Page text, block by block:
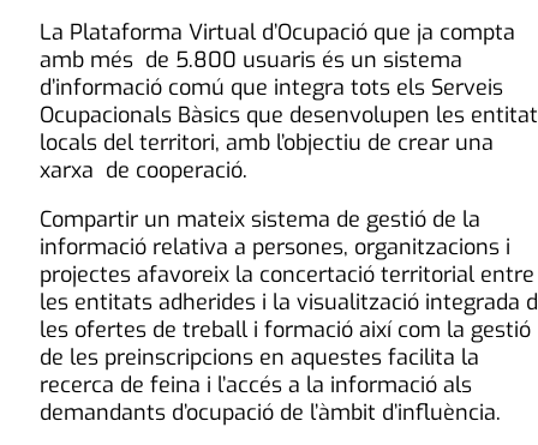
La Plataforma Virtual d’Ocupació que ja compta
amb més de 5.800 usuaris és un sistema
d’informació comú que integra tots els Serveis
Ocupacionals Bàsics que desenvolupen les
locals del territori, amb l’objectiu de crear una
xarxa de cooperació.
Compartir un mateix sistema de gestió de la
informació relativa a persones, organitzacions i
projectes afavoreix la concertació territorial entre
les entitats adherides i la visualització integrada
les ofertes de treball i formació així com la gestió
de les preinscripcions en aquestes facilita la
recerca de feina i l’accés a la informació als
demandants d’ocupació de l’àmbit d’influència.